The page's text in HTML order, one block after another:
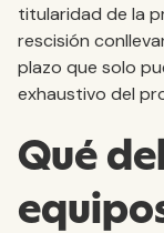
titularidad de la
rescisión
plazo que solo
exhaustivo del
Qué